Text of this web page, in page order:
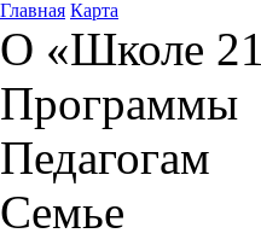
Главная Карта
О «Школе
Программы
Педагогам
Семье